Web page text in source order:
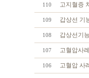
110 고지혈증
109 갑상선 기
108 갑상선기
107 고혈압사례
106 고혈압 사례